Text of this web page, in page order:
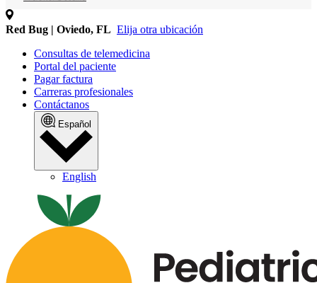
Red Bug | Oviedo, FL Elija otra ubicación
Consultas de telemedicina
Portal del paciente
Pagar factura
Carreras profesionales
Contáctanos
Español
English